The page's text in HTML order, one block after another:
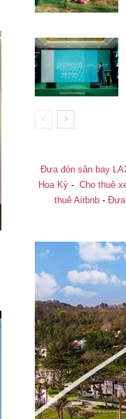
Đưa đón sân bay
Hoa Kỳ- Cho thuê
thuê Airbnb- Đưa